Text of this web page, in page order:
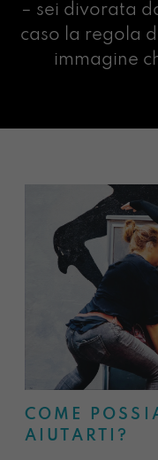
– sei divorata
caso la regola
immagine
COME
AIUTARTI?